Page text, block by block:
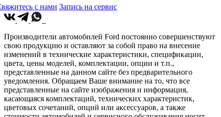
с нами Запись на сервис
Производители автомобилей Ford постоянно совершенствуют
свою продукцию и оставляют за собой право на внесение
изменений в технические характеристики, спецификации,
цвета, цены моделей, комплектации, опции и т.п.,
представленные на данном сайте без предварительного
уведомления. Обращаем Ваше внимание на то, что все
представленные на сайте изображения и информация,
касающаяся комплектаций, технических характеристик,
цветовых сочетаний, опций или аксессуаров, а также